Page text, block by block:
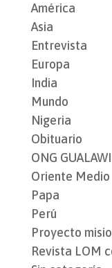
América
Asia
Entrevista
Europa
India
Mundo
Nigeria
Obituario
ONG GUALAWI
Oriente Medio
Papa
Perú
Proyecto
Revista LOM